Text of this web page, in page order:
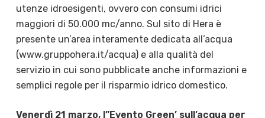
utenze idroesigenti, ovvero con consumi idrici
maggiori di 50.000 mc/anno. Sul sito di Hera è
presente un’area interamente dedicata all’acqua
(www.gruppohera.it/acqua) e alla qualità del
servizio in cui sono pubblicate anche informazioni e
semplici regole per il risparmio idrico domestico.
Venerdì 21 marzo, l”Evento Green’ sull’acqua per